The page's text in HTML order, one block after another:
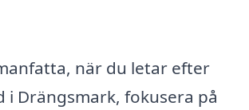
när du letar efter
i Drängsmark, fokusera på